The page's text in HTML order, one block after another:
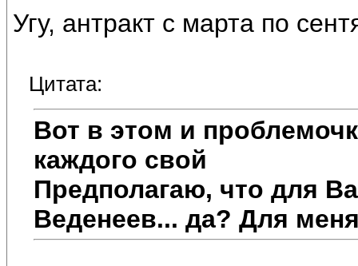
Угу, антракт с марта по
Цитата:
Вот в этом и
каждого свой
Предполагаю, что для
Веденеев... да? Для